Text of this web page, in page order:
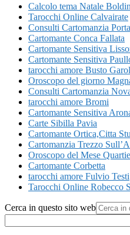
Calcolo tema Natale
Tarocchi Online Calvairate
Consulti Cartomanzia
Cartomante Conca Fallata
Cartomante Sensitiva
Cartomante Sensitiva
tarocchi amore Busto
Oroscopo del giorno
Consulti Cartomanzia
tarocchi amore Bromi
Cartomante Sensitiva
Carte Sibilla Pavia
Cartomante Ortica​,Citta
Cartomanzia Trezzo
Oroscopo del Mese
Cartomante Corbetta
tarocchi amore Fulvio Testi
Tarocchi Online Robecco
Cerca in questo sito web